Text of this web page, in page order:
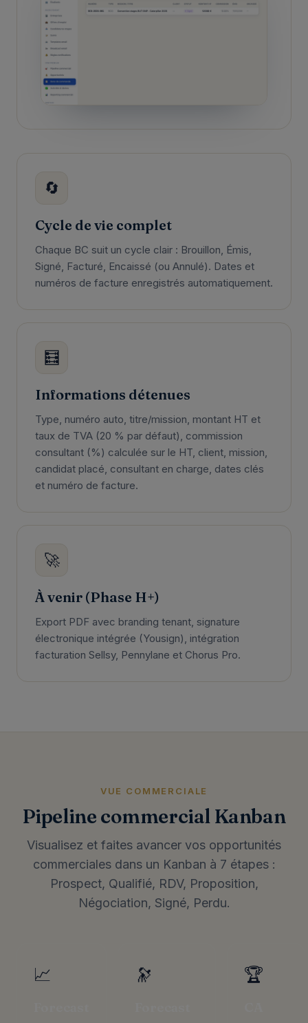
🔄
Cycle de vie complet
Chaque BC suit un cycle clair : Brouillon, Émis,
Signé, Facturé, Encaissé (ou Annulé). Dates et
numéros de facture enregistrés automatiquement.
🧮
Informations détenues
Type, numéro auto, titre/mission, montant HT et
taux de TVA (20 % par défaut), commission
consultant (%) calculée sur le HT, client, mission,
candidat placé, consultant en charge, dates clés
et numéro de facture.
🚀
À venir (Phase H+)
Export PDF avec branding tenant, signature
électronique intégrée (Yousign), intégration
facturation Sellsy, Pennylane et Chorus Pro.
VUE COMMERCIALE
Pipeline commercial Kanban
Visualisez et faites avancer vos opportunités
commerciales dans un Kanban à 7 étapes :
Prospect, Qualifié, RDV, Proposition,
Négociation, Signé, Perdu.
📈 🔭 🏆